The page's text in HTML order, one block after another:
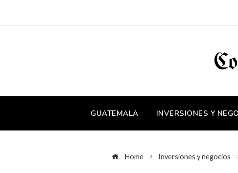
GUATEMALA INVERSIONES Y
Home Inversiones y negocios